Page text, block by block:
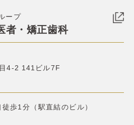
ープ
者・矯正歯科
4-2 141ビル7F
歩1分（駅直結のビル）